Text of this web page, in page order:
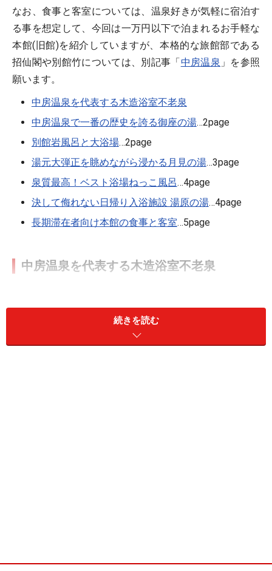
なお、食事と客室については、温泉好きが気軽に宿泊す
る事を想定して、今回は一万円以下で泊まれるお手軽な
本館(旧館)を紹介していますが、本格的な旅館部である
招仙閣や別館竹については、別記事「中房温泉 」を参照
願います。
中房温泉を代表する木造浴室不老泉
中房温泉で一番の歴史を誇る御座の湯…2page
別館岩風呂と大浴場…2page
湯元大弾正を眺めながら浸かる月見の湯…3page
泉質最高！ベスト浴場ねっこ風呂…4page
決して侮れない日帰り入浴施設 湯原の湯…4page
長期滞在者向け本館の食事と客室…5page
中房温泉を代表する木造浴室不老泉
木造建築の風情も良い上に、お湯が素晴らしく滑らかな
続きを読む